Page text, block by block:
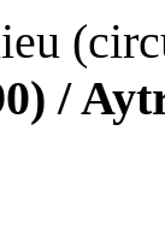
/